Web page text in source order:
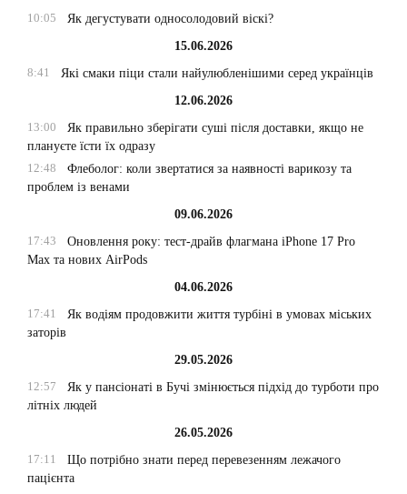
10:05
Як дегустувати односолодовий віскі?
15.06.2026
8:41
Які смаки піци стали найулюбленішими серед українців
12.06.2026
13:00
Як правильно зберігати суші після доставки, якщо не
плануєте їсти їх одразу
12:48
Флеболог: коли звертатися за наявності варикозу та
проблем із венами
09.06.2026
17:43
Оновлення року: тест-драйв флагмана iPhone 17 Pro
Max та нових AirPods
04.06.2026
17:41
Як водіям продовжити життя турбіні в умовах міських
заторів
29.05.2026
12:57
Як у пансіонаті в Бучі змінюється підхід до турботи про
літніх людей
26.05.2026
17:11
Що потрібно знати перед перевезенням лежачого
пацієнта